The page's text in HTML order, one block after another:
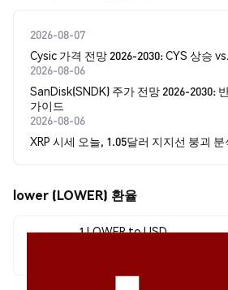
2026-08-07
Cysic 가격 전망 2026-2030: CYS 상승
2026-08-06
SanDisk(SNDK) 주가 전망 2026-2030:
가이드
2026-08-06
XRP 시세 오늘, 1.05달러 지지선 붕괴
lower (LOWER) 환율
1 LOWER to USD